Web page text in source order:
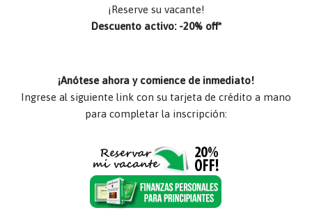
¡Reserve su vacante!
Descuento activo: -20% off*
¡Anótese ahora y comience de inmediato!
Ingrese al siguiente link con su tarjeta de crédito a mano
para completar la inscripción: